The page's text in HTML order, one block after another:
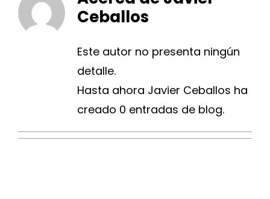
Contacto
Ceballos
Este autor no presenta ningún
detalle.
Hasta ahora Javier Ceballos ha
creado 0 entradas de blog.